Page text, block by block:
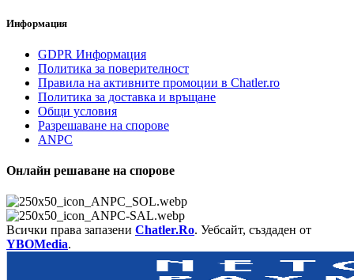
Информация
GDPR Информация
Политика за поверителност
Правила на активните промоции в Chatler.ro
Политика за доставка и връщане
Общи условия
Разрешаване на спорове
ANPC
Онлайн решаване на спорове
Всички права запазени Chatler.Ro. Уебсайт, създаден от
YBOMedia.